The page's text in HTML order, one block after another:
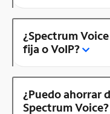
¿Spectrum
fija o VoIP?
¿Puedo ahorrar
Spectrum Voice?